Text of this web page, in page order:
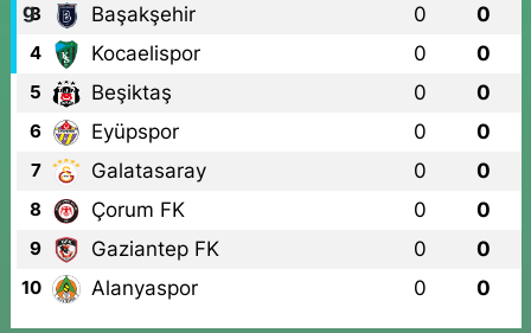
3 Başakşehir 0 0
4 Kocaelispor 0 0
5 Beşiktaş 0 0
6 Eyüpspor 0 0
7 Galatasaray 0 0
8 Çorum FK 0 0
9 Gaziantep FK 0 0
10 Alanyaspor 0 0